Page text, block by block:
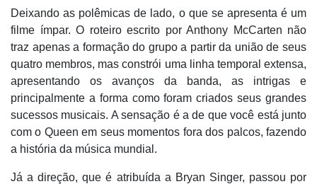
Deixando as polêmicas de lado, o que se apresenta é um
filme ímpar. O roteiro escrito por Anthony McCarten não
traz apenas a formação do grupo a partir da união de seus
quatro membros, mas constrói uma linha temporal extensa,
apresentando os avanços da banda, as intrigas e
principalmente a forma como foram criados seus grandes
sucessos musicais. A sensação é a de que você está junto
com o Queen em seus momentos fora dos palcos, fazendo
a história da música mundial.
Já a direção, que é atribuída a Bryan Singer, passou por